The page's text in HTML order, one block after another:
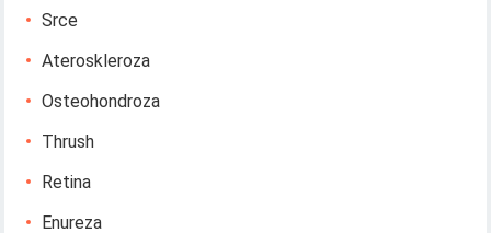
Srce
Ateroskleroza
Osteohondroza
Thrush
Retina
Enureza